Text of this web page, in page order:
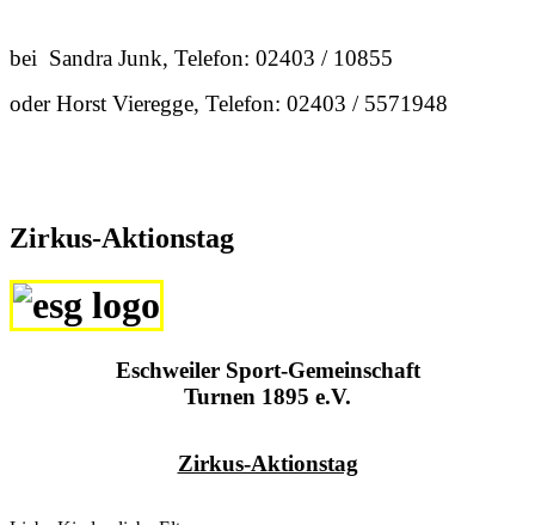
bei Sandra Junk, Telefon: 02403 / 10855
oder Horst Vieregge, Telefon: 02403 / 5571948
Zirkus-Aktionstag
Eschweiler Sport-Gemeinschaft
Turnen 1895 e.V.
Zirkus-Aktionstag